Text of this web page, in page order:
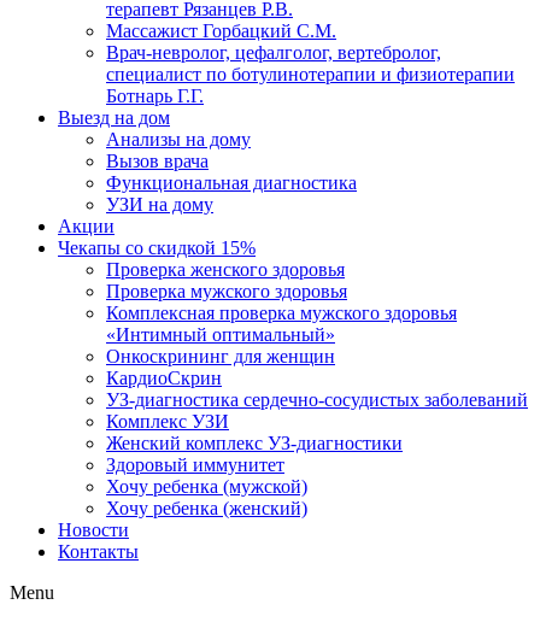
терапевт Рязанцев Р.В.
Массажист Горбацкий С.М.
Врач-невролог, цефалголог, вертебролог,
специалист по ботулинотерапии и физиотерапии
Ботнарь Г.Г.
Выезд на дом
Анализы на дому
Вызов врача
Функциональная диагностика
УЗИ на дому
Акции
Чекапы со скидкой 15%
Проверка женского здоровья
Проверка мужского здоровья
Комплексная проверка мужского здоровья
«Интимный оптимальный»
Онкоcкрининг для женщин
КардиоСкрин
УЗ-диагностика сердечно-сосудистых заболеваний
Комплекс УЗИ
Женский комплекс УЗ-диагностики
Здоровый иммунитет
Хочу ребенка (мужской)
Хочу ребенка (женский)
Новости
Контакты
Menu